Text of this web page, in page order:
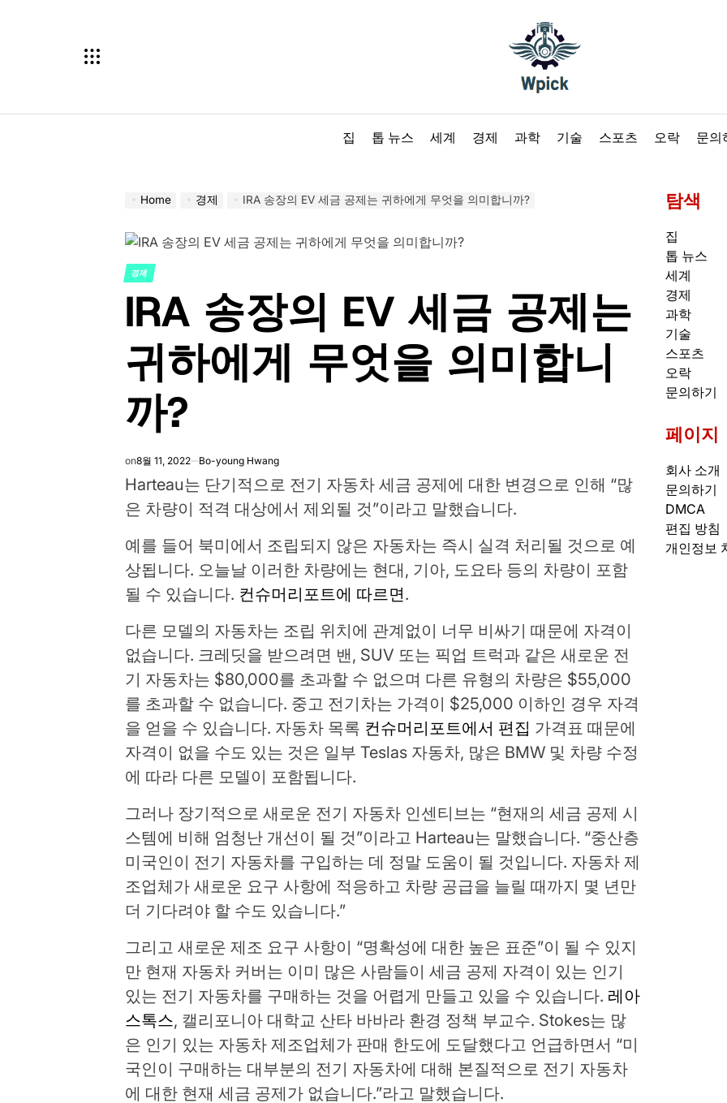
집
톱 뉴스 세계 경제 과학 기술 스포츠 오락 문의
Home 경제 IRA 송장의 EV 세금 공제는 귀하에게 무엇을 의미합니까?
POSTED
IN
경제
IRA 송장의 EV 세금 공제는
귀하에게 무엇을 의미합니
까?
on8월 11, 2022 Bo-young Hwang
Harteau는 단기적으로 전기 자동차 세금 공제에 대한 변경으로 인해 “많
은 차량이 적격 대상에서 제외될 것”이라고 말했습니다.
예를 들어 북미에서 조립되지 않은 자동차는 즉시 실격 처리될 것으로 예
상됩니다. 오늘날 이러한 차량에는 현대, 기아, 도요타 등의 차량이 포함
될 수 있습니다. 컨슈머리포트에 따르면.
다른 모델의 자동차는 조립 위치에 관계없이 너무 비싸기 때문에 자격이
없습니다. 크레딧을 받으려면 밴, SUV 또는 픽업 트럭과 같은 새로운 전
기 자동차는 $80,000를 초과할 수 없으며 다른 유형의 차량은 $55,000
를 초과할 수 없습니다. 중고 전기차는 가격이 $25,000 이하인 경우 자격
을 얻을 수 있습니다. 자동차 목록 컨슈머리포트에서 편집 가격표 때문에
자격이 없을 수도 있는 것은 일부 Teslas 자동차, 많은 BMW 및 차량 수정
에 따라 다른 모델이 포함됩니다.
그러나 장기적으로 새로운 전기 자동차 인센티브는 “현재의 세금 공제 시
스템에 비해 엄청난 개선이 될 것”이라고 Harteau는 말했습니다. “중산층
미국인이 전기 자동차를 구입하는 데 정말 도움이 될 것입니다. 자동차 제
조업체가 새로운 요구 사항에 적응하고 차량 공급을 늘릴 때까지 몇 년만
더 기다려야 할 수도 있습니다.”
그리고 새로운 제조 요구 사항이 “명확성에 대한 높은 표준”이 될 수 있지
만 현재 자동차 커버는 이미 많은 사람들이 세금 공제 자격이 있는 인기
있는 전기 자동차를 구매하는 것을 어렵게 만들고 있을 수 있습니다. 레아
스톡스, 캘리포니아 대학교 산타 바바라 환경 정책 부교수. Stokes는 많
은 인기 있는 자동차 제조업체가 판매 한도에 도달했다고 언급하면서 “미
국인이 구매하는 대부분의 전기 자동차에 대해 본질적으로 전기 자동차
에 대한 현재 세금 공제가 없습니다.”라고 말했습니다.
탐색
집
톱 뉴스
세계
경제
과학
기술
스포츠
오락
문의하기
페이지
회사 소개
문의하기
DMCA
편집 방침
개인정보